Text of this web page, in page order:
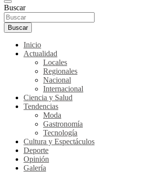
Buscar
Buscar
Inicio
Actualidad
Locales
Regionales
Nacional
Internacional
Ciencia y Salud
Tendencias
Moda
Gastronomía
Tecnología
Cultura y Espectáculos
Deporte
Opinión
Galería